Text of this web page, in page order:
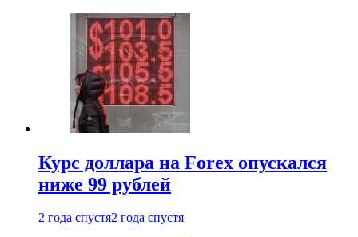
Курс доллара на Forex опускался
ниже 99 рублей
2 года спустя2 года спустя